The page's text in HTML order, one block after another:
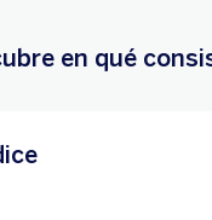
en qué